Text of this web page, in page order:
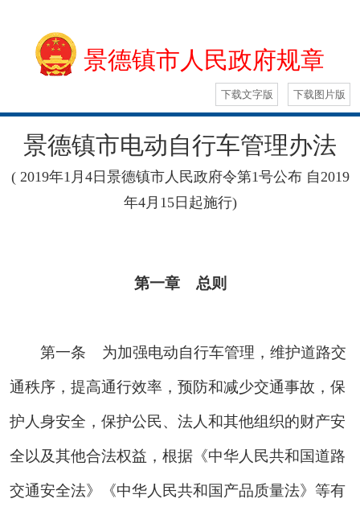
景德镇市人民政府规章
下载文字版 下载图片版
景德镇市电动自行车管理办法
( 2019年1月4日景德镇市人民政府令第1号公布 自2019
年4月15日起施行)
第一章 总则
第一条 为加强电动自行车管理，维护道路交
通秩序，提高通行效率，预防和减少交通事故，保
护人身安全，保护公民、法人和其他组织的财产安
全以及其他合法权益，根据《中华人民共和国道路
交通安全法》《中华人民共和国产品质量法》等有